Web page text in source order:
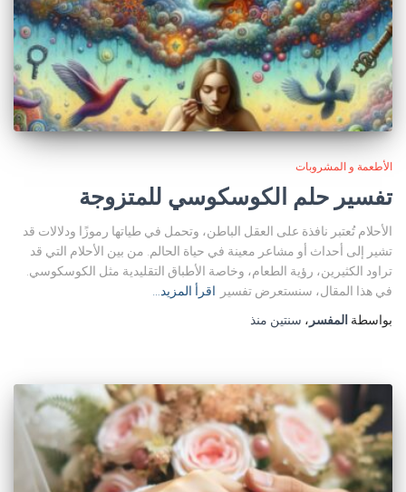
الأطعمة و المشروبات
تفسير حلم الكوسكوسي للمتزوجة
الأحلام تُعتبر نافذة على العقل الباطن، وتحمل في طياتها رموزًا ودلالات قد
تشير إلى أحداث أو مشاعر معينة في حياة الحالم. من بين الأحلام التي قد
تراود الكثيرين، رؤية الطعام، وخاصة الأطباق التقليدية مثل الكوسكوسي.
في هذا المقال، سنستعرض تفسير
اقرأ المزيد…
بواسطة المفسر ، سنتين منذ